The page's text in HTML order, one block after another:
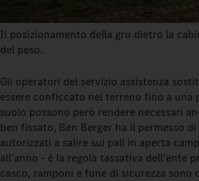
Il posizionamento della gru dietro la
del peso.
Gli operatori del servizio assistenza
essere conficcato nel terreno fino a
suolo possono però rendere necessari
ben fissato, Ben Berger ha il permesso
autorizzati a salire sui pali in aperta
all'anno - è la regola tassativa dell'ente
casco, ramponi e fune di sicurezza sono